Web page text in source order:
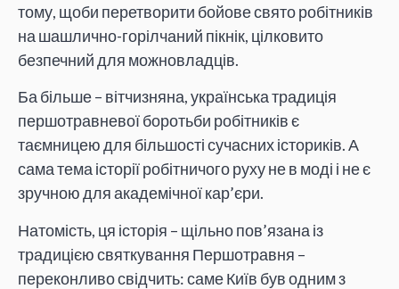
тому, щоби перетворити бойове свято робітників
на шашлично-горілчаний пікнік, цілковито
безпечний для можновладців.
Ба більше – вітчизняна, українська традиція
першотравневої боротьби робітників є
таємницею для більшості сучасних істориків. А
сама тема історії робітничого руху не в моді і не є
зручною для академічної кар’єри.
Натомість, ця історія – щільно пов’язана із
традицією святкування Першотравня –
переконливо свідчить: саме Київ був одним з